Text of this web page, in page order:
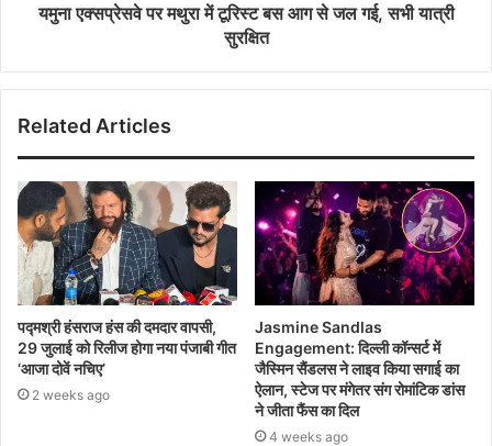
यमुना एक्सप्रेसवे पर मथुरा में टूरिस्ट बस आग से जल गई, सभी यात्री
सुरक्षित
Related Articles
पद्मश्री हंसराज हंस की दमदार वापसी,
29 जुलाई को रिलीज होगा नया पंजाबी गीत
‘आजा दोवें नचिए’
2 weeks ago
Jasmine Sandlas
Engagement: दिल्ली कॉन्सर्ट में
जैस्मिन सैंडलस ने लाइव किया सगाई का
ऐलान, स्टेज पर मंगेतर संग रोमांटिक डांस
ने जीता फैंस का दिल
4 weeks ago